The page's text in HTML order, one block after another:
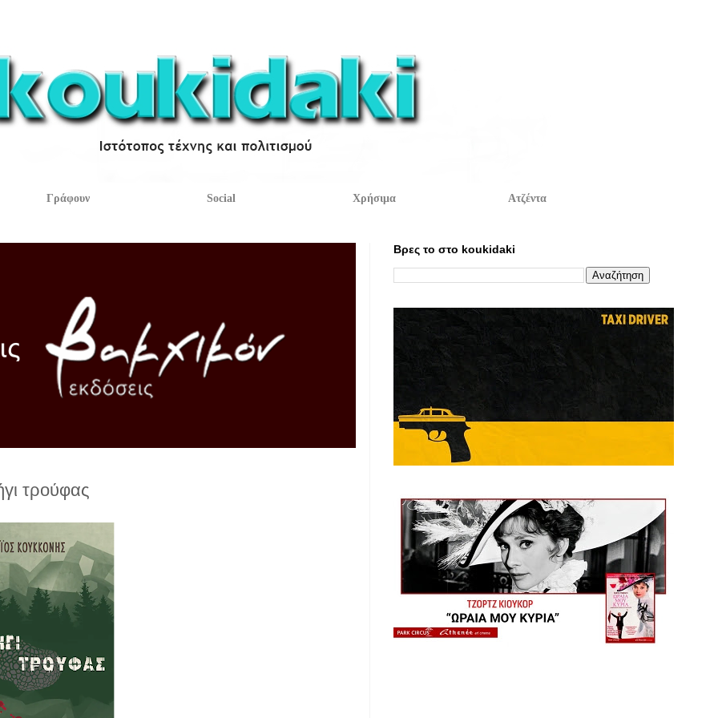
Γράφουν Social Χρήσιμα Ατζέντα
τρούφας
Βρες το στο koukidaki